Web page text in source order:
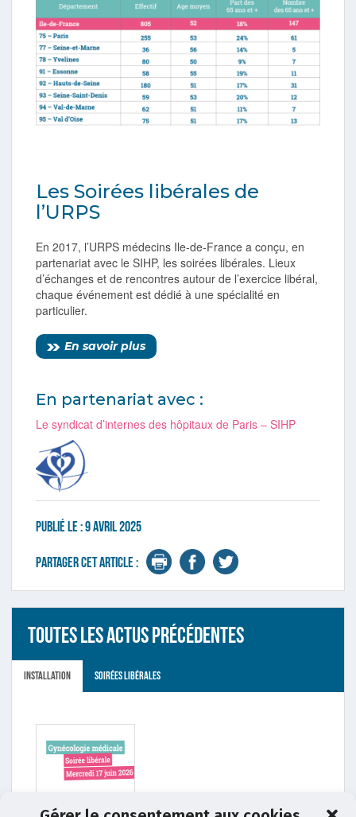
Les Soirées libérales de
l’URPS
En 2017, l’URPS médecins Ile-de-France a conçu, en
partenariat avec le SIHP, les soirées libérales. Lieux
d’échanges et de rencontres autour de l’exercice libéral,
chaque événement est dédié à une spécialité en
particulier.
En savoir plus
En partenariat avec :
Le syndicat d’internes des hôpitaux de Paris – SIHP
Publié le :9 avril 2025
Partager cet article :
Toutes les actus précédentes
Installation Soirées libérales
17 juin 2026